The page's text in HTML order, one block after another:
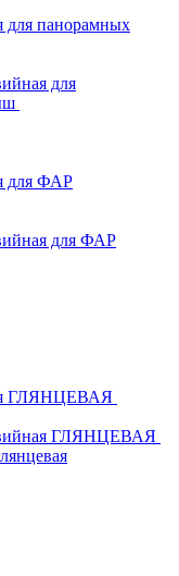
для панорамных
для
для ФАР
для ФАР
ГЛЯНЦЕВАЯ
ГЛЯНЦЕВАЯ